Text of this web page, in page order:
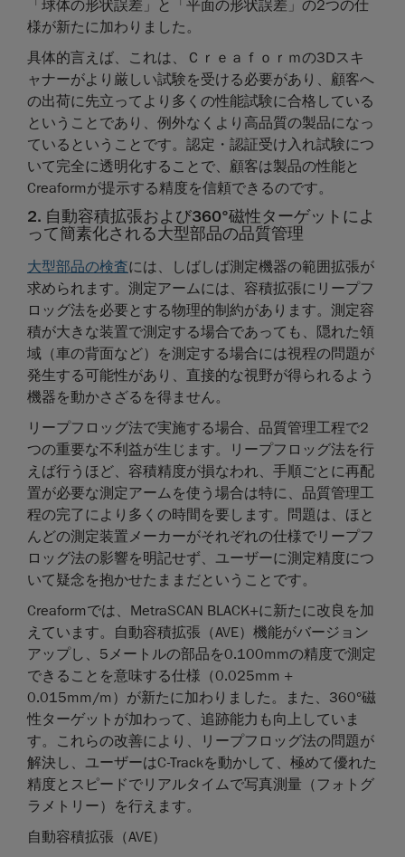
「球体の形状誤差」と「平面の形状誤差」の2つの仕
様が新たに加わりました。
具体的言えば、これは、Ｃｒｅａｆｏｒｍの3Dスキ
ャナーがより厳しい試験を受ける必要があり、顧客へ
の出荷に先立ってより多くの性能試験に合格している
ということであり、例外なくより高品質の製品になっ
ているということです。認定・認証受け入れ試験につ
いて完全に透明化することで、顧客は製品の性能と
Creaformが提示する精度を信頼できるのです。
2. 自動容積拡張および360°磁性ターゲットによ
って簡素化される大型部品の品質管理
大型部品の検査には、しばしば測定機器の範囲拡張が
求められます。測定アームには、容積拡張にリープフ
ロッグ法を必要とする物理的制約があります。測定容
積が大きな装置で測定する場合であっても、隠れた領
域（車の背面など）を測定する場合には視程の問題が
発生する可能性があり、直接的な視野が得られるよう
機器を動かさざるを得ません。
リープフロッグ法で実施する場合、品質管理工程で2
つの重要な不利益が生じます。リープフロッグ法を行
えば行うほど、容積精度が損なわれ、手順ごとに再配
置が必要な測定アームを使う場合は特に、品質管理工
程の完了により多くの時間を要します。問題は、ほと
んどの測定装置メーカーがそれぞれの仕様でリープフ
ロッグ法の影響を明記せず、ユーザーに測定精度につ
いて疑念を抱かせたままだということです。
Creaformでは、MetraSCAN BLACK+に新たに改良を加
えています。自動容積拡張（AVE）機能がバージョン
アップし、5メートルの部品を0.100mmの精度で測定
できることを意味する仕様（0.025mm +
0.015mm/m）が新たに加わりました。また、360°磁
性ターゲットが加わって、追跡能力も向上していま
す。これらの改善により、リープフロッグ法の問題が
解決し、ユーザーはC-Trackを動かして、極めて優れた
精度とスピードでリアルタイムで写真測量（フォトグ
ラメトリー）を行えます。
自動容積拡張（AVE）